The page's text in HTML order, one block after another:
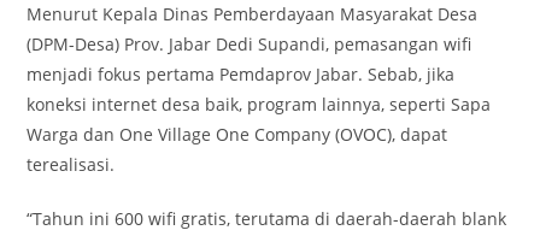
Menurut Kepala Dinas Pemberdayaan Masyarakat Desa
(DPM-Desa) Prov. Jabar Dedi Supandi, pemasangan wifi
menjadi fokus pertama Pemdaprov Jabar. Sebab, jika
koneksi internet desa baik, program lainnya, seperti Sapa
Warga dan One Village One Company (OVOC), dapat
terealisasi.
“Tahun ini 600 wifi gratis, terutama di daerah-daerah blank